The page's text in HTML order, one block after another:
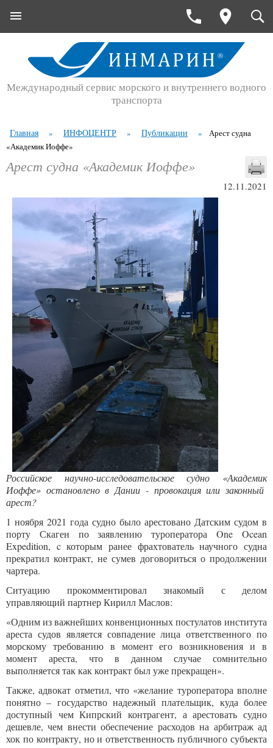
Международный сервис морского и внутреннего водного
транспорта
Главная » ИНФОЦЕНТР » Публикации »
Арест судна
«Академик Иоффе»
12.11.2021
Арест судна «Академик Иоффе»
Российское научно-исследовательское судно «Академик
Иоффе» остановлено в Дании - провокация или законный
арест?
1 ноября 2021 года судно было арестовано Датским судом в
порту Скаген по заявлению туроператора One Ocean
Expedition, c которым ранее фрахтователь научного судна
прекратил контракт, не сумев договориться о продолжении
чартера.
Ситуацию прокомментировал знакомый с делом
управляющий партнер Кирилл Маслов:
«Одним из важнейших конвенционных постулатов института
ареста судов является совпадение лица ответственного по
морскому требованию в момент его возникновения и в
момент ареста, что в данном случае сомнительно
выполняется так как контракт был уже прекращен».
Также, адвокат отметил, что «желание туроператора вполне
понятно – государство надежный плательщик, куда более
доступный чем Кипрский контрагент, а арестовать судно
дешевле, чем внести обеспечение расходов на арбитраж ад
хок по контракту, но и ответственность публичного субъекта